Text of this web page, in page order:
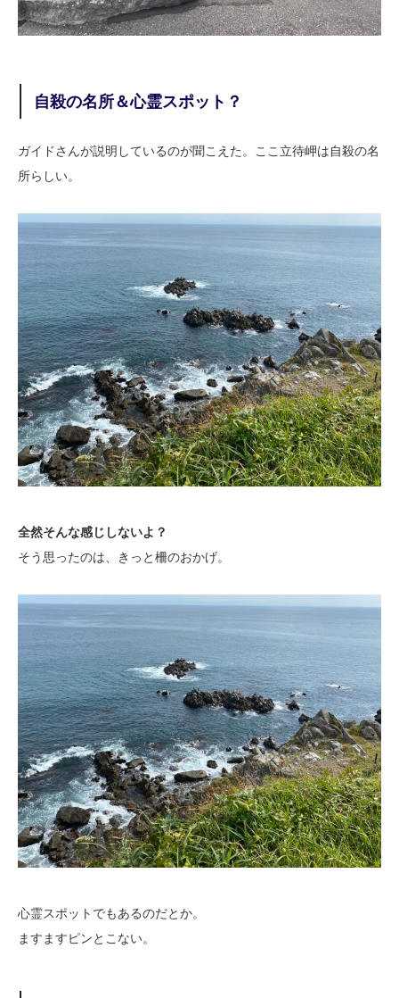
自殺の名所＆心霊スポット？
ガイドさんが説明しているのが聞こえた。ここ立待岬は自殺の名
所らしい。
全然そんな感じしないよ？
そう思ったのは、きっと柵のおかげ。
心霊スポットでもあるのだとか。
ますますピンとこない。